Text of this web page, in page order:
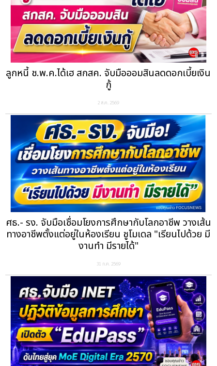
ลูกหนี้ ช.พ.ค.ได้เฮ สกสค. จับมือออมสินลดดอกเบี้ยเงิน
กู้
2 ส.ค. 2569
ศธ.- รง. จับมือเชื่อมโยงการศึกษากับโลกอาชีพ วางเส้น
ทางอาชีพตั้งแต่อยู่ในห้องเรียน ชูโมเดล "เรียนไปด้วย มี
งานทำ มีรายได้"
31 ก.ค. 2569